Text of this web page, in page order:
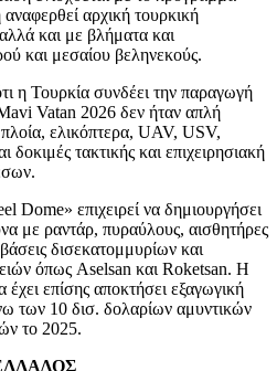
αρχική τουρκική
και με βλήματα και
και μεσαίου βεληνεκούς.
η Τουρκία συνδέει την παραγωγή
Vatan 2026 δεν ήταν απλή
ελικόπτερα, UAV, USV,
δοκιμές τακτικής και επιχειρησιακή
Dome» επιχειρεί να δημιουργήσει
με ραντάρ, πυραύλους, αισθητήρες
δισεκατομμυρίων και
όπως Aselsan και Roketsan. Η
έχει επίσης αποκτήσει εξαγωγική
των 10 δισ. δολαρίων αμυντικών
το 2025.